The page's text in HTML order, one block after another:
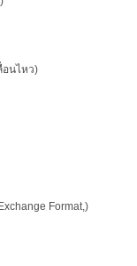
นไหว)
Format,)